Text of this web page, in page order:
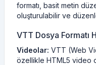
formatı, basit metin
oluşturulabilir ve
VTT Dosya Formatı
Videolar: VTT (Web
özellikle HTML5 video